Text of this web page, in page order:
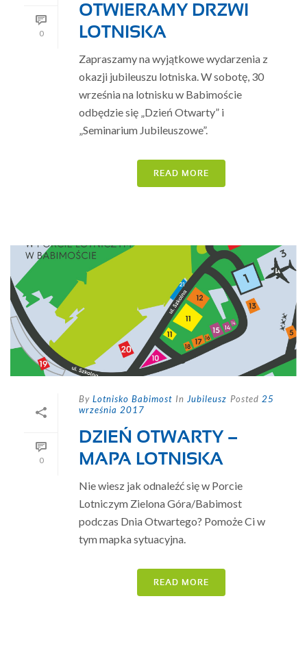
0
OTWIERAMY DRZWI
LOTNISKA
Zapraszamy na wyjątkowe wydarzenia z
okazji jubileuszu lotniska. W sobotę, 30
września na lotnisku w Babimoście
odbędzie się „Dzień Otwarty” i
„Seminarium Jubileuszowe”.
READ MORE
0
By Lotnisko Babimost In Jubileusz Posted 25
września 2017
DZIEŃ OTWARTY –
MAPA LOTNISKA
Nie wiesz jak odnaleźć się w Porcie
Lotniczym Zielona Góra/Babimost
podczas Dnia Otwartego? Pomoże Ci w
tym mapka sytuacyjna.
READ MORE